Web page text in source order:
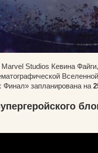
Studios Кевина
Финал» запланирована на